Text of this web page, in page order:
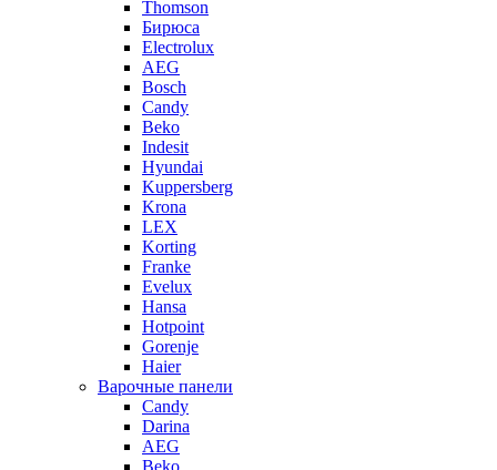
Thomson
Бирюса
Electrolux
AEG
Bosch
Candy
Beko
Indesit
Hyundai
Kuppersberg
Krona
LEX
Korting
Franke
Evelux
Hansa
Hotpoint
Gorenje
Haier
Варочные панели
Candy
Darina
AEG